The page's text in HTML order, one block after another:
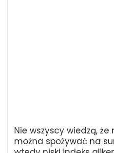
Nie wszyscy wiedzą, że
można spożywać na